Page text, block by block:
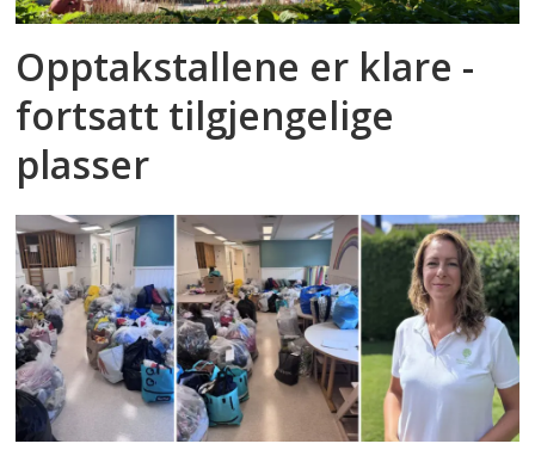
Opptakstallene er klare -
fortsatt tilgjengelige
plasser